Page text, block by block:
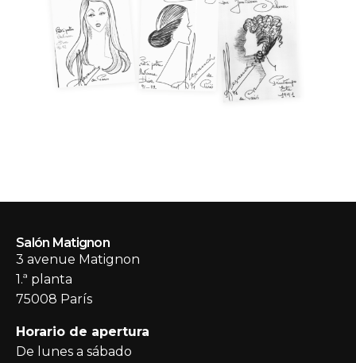
Salón Matignon
3 avenue Matignon
1.ª planta
75008 París
Horario de apertura
De lunes a sábado